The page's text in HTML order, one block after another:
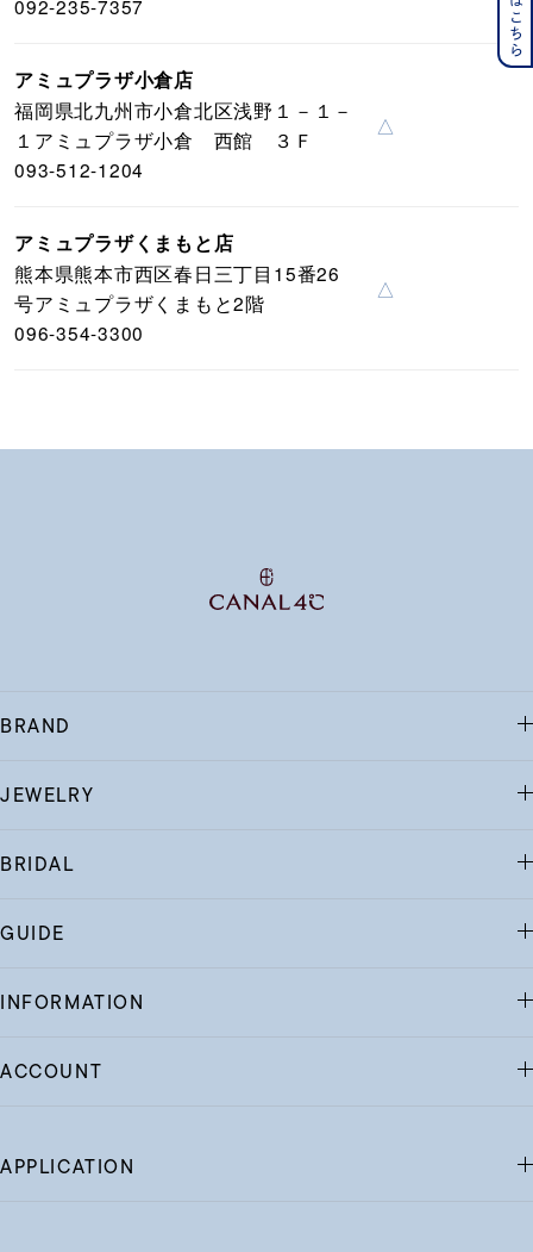
092-235-7357
アミュプラザ小倉店
福岡県北九州市小倉北区浅野１－１－
１アミュプラザ小倉 西館 ３Ｆ
093-512-1204
△
アミュプラザくまもと店
熊本県熊本市西区春日三丁目15番26
号アミュプラザくまもと2階
096-354-3300
△
BRAND
JEWELRY
BRIDAL
GUIDE
INFORMATION
ACCOUNT
APPLICATION